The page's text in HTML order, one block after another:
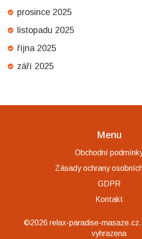
prosince 2025
listopadu 2025
října 2025
září 2025
Menu
Obchodní
Zásady ochrany
GDPR
Kontakt
©2026 relax-paradise-
vyhrazena